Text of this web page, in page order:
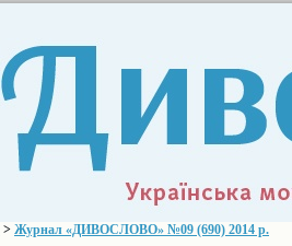
> Журнал «ДИВОСЛОВО» №09 (690) 2014 р.